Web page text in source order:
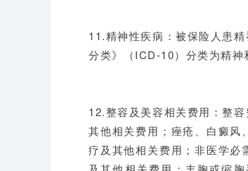
11.精神性疾病：被保险人患
分类》（ICD-10）分类为精神
12.整容及美容相关费用：整
其他相关费用；痤疮、白癜风
疗及其他相关费用；非医学必